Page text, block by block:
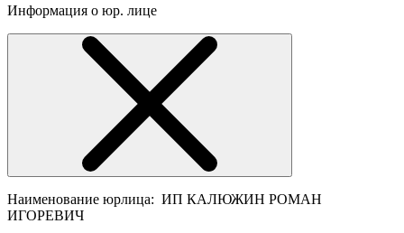
Информация о юр. лице
Наименование юрлица: ИП КАЛЮЖИН РОМАН
ИГОРЕВИЧ